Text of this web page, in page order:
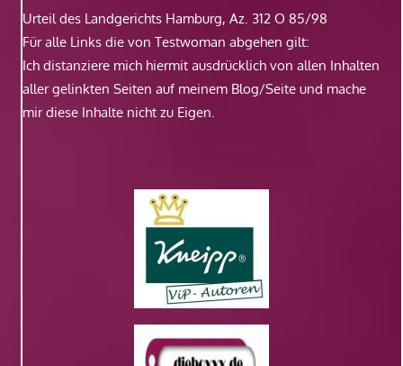
Urteil des Landgerichts Hamburg, Az. 312 O 85/98
Für alle Links die von Testwoman abgehen gilt:
Ich distanziere mich hiermit ausdrücklich von allen Inhalten
aller gelinkten Seiten auf meinem Blog/Seite und mache
mir diese Inhalte nicht zu Eigen.